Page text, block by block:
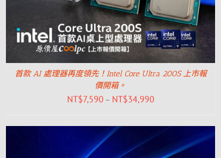
首款 AI 處理器再度領先！Intel Core Ultra 200S 上市報
價開箱。
NT$7,590 – NT$34,990